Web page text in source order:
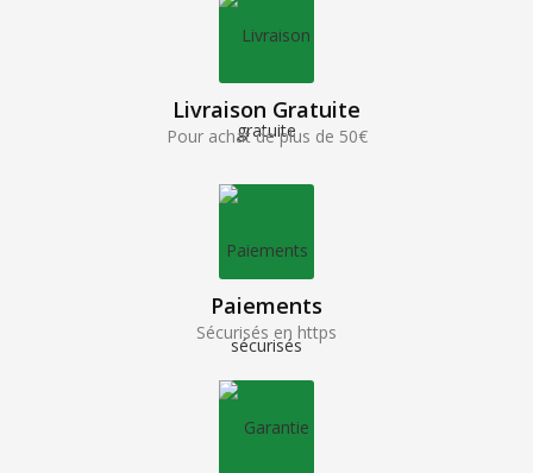
Livraison Gratuite
Pour achat de plus de 50€
Paiements
Sécurisés en https